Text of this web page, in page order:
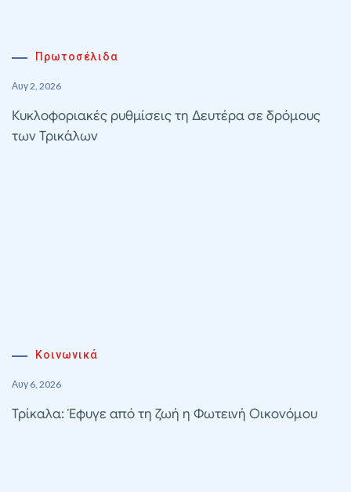
Πρωτοσέλιδα
Αυγ 2, 2026
Κυκλοφοριακές ρυθμίσεις τη Δευτέρα σε δρόμους
των Τρικάλων
Κοινωνικά
Αυγ 6, 2026
Τρίκαλα: Έφυγε από τη ζωή η Φωτεινή Οικονόμου